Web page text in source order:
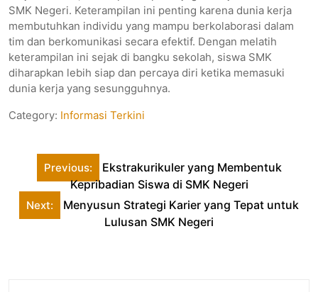
SMK Negeri. Keterampilan ini penting karena dunia kerja
membutuhkan individu yang mampu berkolaborasi dalam
tim dan berkomunikasi secara efektif. Dengan melatih
keterampilan ini sejak di bangku sekolah, siswa SMK
diharapkan lebih siap dan percaya diri ketika memasuki
dunia kerja yang sesungguhnya.
Category: Informasi Terkini
Post
navigation
Previous:
Ekstrakurikuler yang Membentuk
Kepribadian Siswa di SMK Negeri
Next:
Menyusun Strategi Karier yang Tepat untuk
Lulusan SMK Negeri